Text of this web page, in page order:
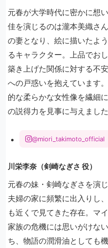
元春が大学時代に密かに想
佳を演じるのは瀧本美織さ
の妻となり、絵に描いたよ
るキャラクター。上品でお
築き上げた関係に対する不
への戸惑いを抱えています
的な柔らかな女性像を繊細
の説得力を見事に与えました
@miori_takimoto_official
川栄李奈（剣崎なぎさ 役）
元春の妹・剣崎なぎさを演
夫婦の家に頻繁に出入りし
も近くで見てきた存在。マ
家族の危機には思いがけな
ち、物語の潤滑油としても